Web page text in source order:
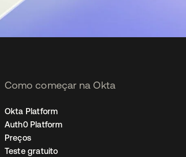
Como começar na Okta
Okta Platform
Auth0 Platform
Preços
Teste gratuito